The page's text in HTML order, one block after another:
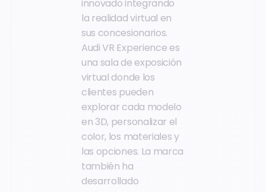
innovado integrando
la realidad virtual en
sus concesionarios.
Audi VR Experience es
una sala de exposición
virtual donde los
clientes pueden
explorar cada modelo
en 3D, personalizar el
color, los materiales y
las opciones. La marca
también ha
desarrollado